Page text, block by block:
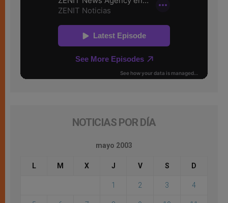
NOTICIAS POR DÍA
mayo 2003
L M X J V S D
1 2 3 4